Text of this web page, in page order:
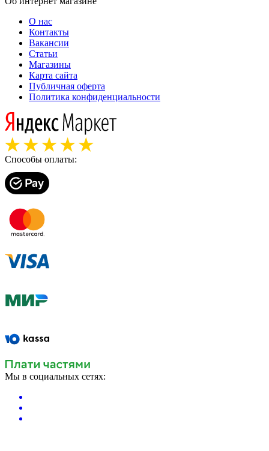
О нас
Контакты
Вакансии
Статьи
Магазины
Карта сайта
Публичная оферта
Политика конфиденциальности
Способы оплаты:
Мы в социальных сетях: